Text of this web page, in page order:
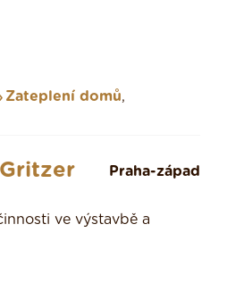
Zateplení domů,
Praha-západ
ve výstavbě a